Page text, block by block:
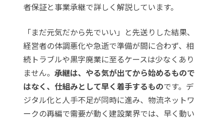
者保証と事業承継で詳しく解説しています。
「まだ元気だから先でいい」と先送りした結果、
経営者の体調悪化や急逝で準備が間に合わず、相
続トラブルや黒字廃業に至るケースは少なくあり
ません。 承継は、やる気が出てから始めるもので
はなく、仕組みとして早く着手するものです。デ
ジタル化と人手不足が同時に進み、物流ネットワ
ークの再編で需要が動く建設業界では、早く動い